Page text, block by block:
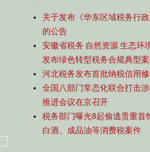
关于发布《华东区域税务行政
的公告
安徽省税务 自然资源 生态环
发布绿色转型税务合规典型案
河北税务发布首批纳税信用
全国八部门常态化联合打击
推进会议在京召开
税务部门曝光8起偷逃贵重首
白酒、成品油等消费税案件